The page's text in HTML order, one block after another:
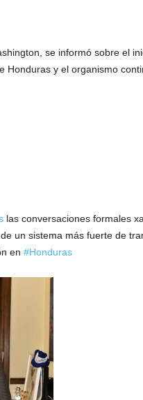
se informó sobre el
Honduras y el organismo
las conversaciones formales
un sistema más fuerte de
en #Honduras